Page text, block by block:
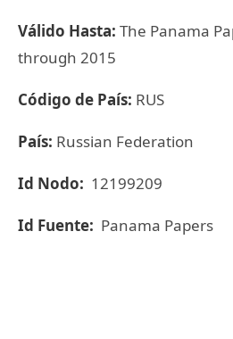
Válido Hasta: The Panama
through 2015
Código de País: RUS
País: Russian Federation
Id Nodo: 12199209
Id Fuente: Panama Papers